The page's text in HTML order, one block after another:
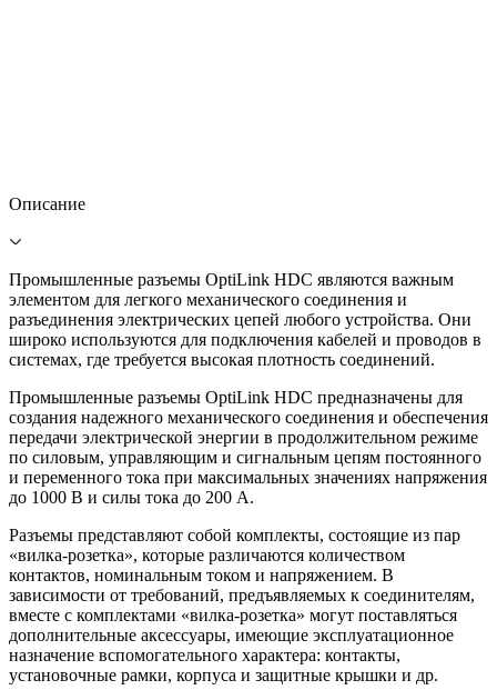
Описание
Промышленные разъемы OptiLink HDC являются важным
элементом для легкого механического соединения и
разъединения электрических цепей любого устройства. Они
широко используются для подключения кабелей и проводов в
системах, где требуется высокая плотность соединений.
Промышленные разъемы OptiLink HDC предназначены для
создания надежного механического соединения и обеспечения
передачи электрической энергии в продолжительном режиме
по силовым, управляющим и сигнальным цепям постоянного
и переменного тока при максимальных значениях напряжения
до 1000 В и силы тока до 200 А.
Разъемы представляют собой комплекты, состоящие из пар
«вилка-розетка», которые различаются количеством
контактов, номинальным током и напряжением. В
зависимости от требований, предъявляемых к соединителям,
вместе с комплектами «вилка-розетка» могут поставляться
дополнительные аксессуары, имеющие эксплуатационное
назначение вспомогательного характера: контакты,
установочные рамки, корпуса и защитные крышки и др.